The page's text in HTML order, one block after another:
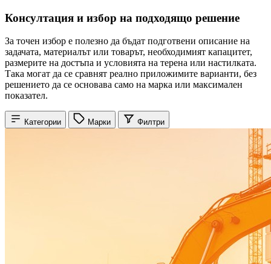
Консултация и избор на подходящо решение
За точен избор е полезно да бъдат подготвени описание на
задачата, материалът или товарът, необходимият капацитет,
размерите на достъпа и условията на терена или настилката.
Така могат да се сравнят реално приложимите варианти, без
решението да се основава само на марка или максимален
показател.
Категории Марки Филтри